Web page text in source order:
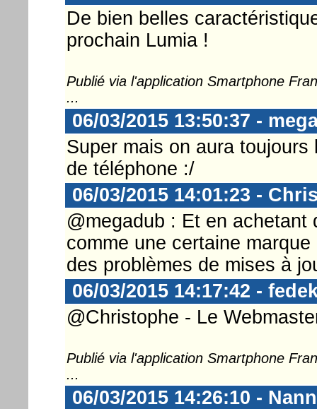
De bien belles
prochain Lumia !
Publié via l'application Smartphone
...
06/03/2015 13:50:37 -
Super mais on aura
de téléphone :/
06/03/2015 14:01:23 -
@megadub : Et en
comme une certaine
des problèmes de mises à
06/03/2015 14:17:42 -
@Christophe - Le
Publié via l'application Smartphone
...
06/03/2015 14:26:10 -